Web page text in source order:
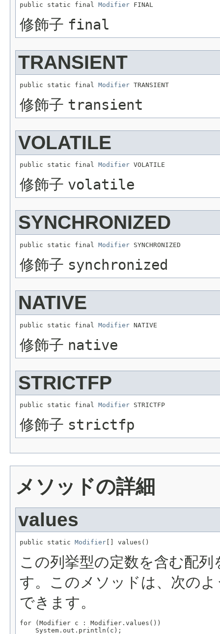
public static final Modifier FINAL
修飾子 final
TRANSIENT
public static final Modifier TRANSIENT
修飾子 transient
VOLATILE
public static final Modifier VOLATILE
修飾子 volatile
SYNCHRONIZED
public static final Modifier SYNCHRONIZED
修飾子 synchronized
NATIVE
public static final Modifier NATIVE
修飾子 native
STRICTFP
public static final Modifier STRICTFP
修飾子 strictfp
メソッドの詳細
values
public static Modifier [] values()
この列挙型の定数を含む配
す。このメソッドは、次の
できます。
for (Modifier c : Modifier.values())